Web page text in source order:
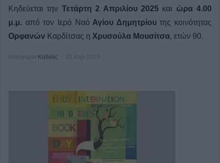
Κηδεύεται την Τετάρτη 2 Απριλίου 2025 και ώρα 4.00
μ.μ. από τον Ιερό Ναό Αγίου Δημητρίουτης κοινότητας
Ορφανών Καρδίτσας η Χρυσούλα Μουσίτσα, ετών 90.
Κατηγορία Κηδείες 01 Απρ 2025